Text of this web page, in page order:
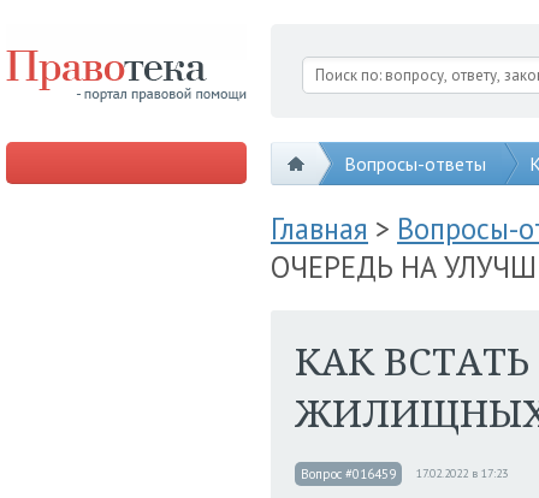
Вопросы-ответы
Главная > Вопросы-
ОЧЕРЕДЬ НА
КАК
ЖИЛИЩНЫХ
Вопрос #016459 17.02.2022 в 17:23